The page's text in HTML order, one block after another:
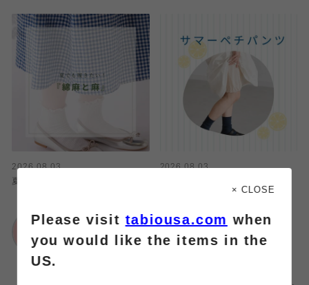
2026.08.03
夏にオススメ！綿麻・麻ソックス🧦🍃
靴下屋
2026.08.03
ららぽーと富士見店
× CLOSE
Please visittabiousa.com when
you would like the items in the
US.